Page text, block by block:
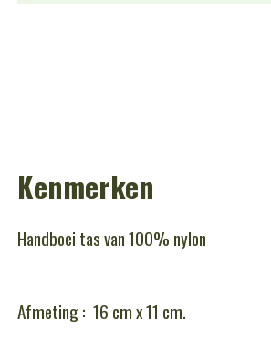
Kenmerken
Handboei tas van 100% nylon
Afmeting : 16 cm x 11 cm.